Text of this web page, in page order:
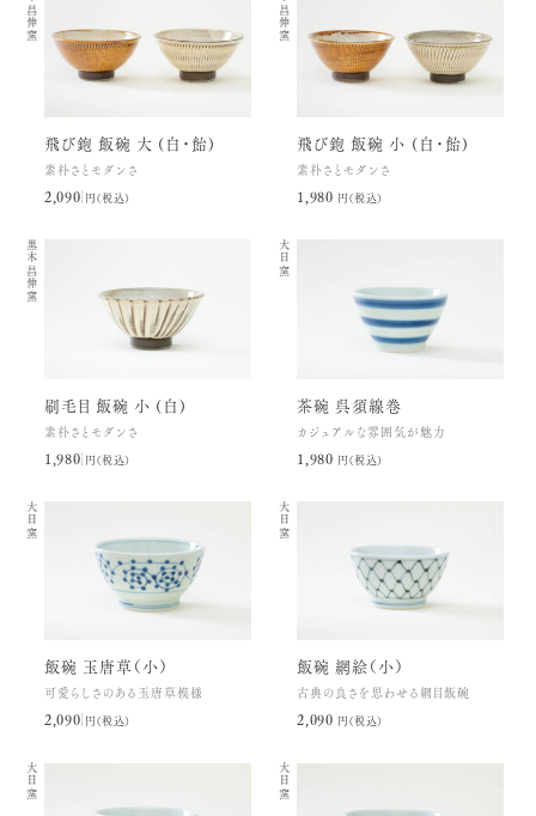
飛び鉋 飯碗 大 (白・飴)
素朴さとモダンさ
2,090円(税込)
飛び鉋 飯碗 小 (白・飴)
素朴さとモダンさ
1,980円(税込)
黒木昌伸窯
刷毛目 飯碗 小 (白)
素朴さとモダンさ
1,980円(税込)
大日窯
茶碗 呉須線巻
カジュアルな雰囲気が魅力
1,980円(税込)
大日窯
飯碗 玉唐草（小）
可愛らしさのある玉唐草模様
2,090円(税込)
大日窯
飯碗 網絵（小）
古典の良さを思わせる網目飯碗
2,090円(税込)
大日窯 大日窯